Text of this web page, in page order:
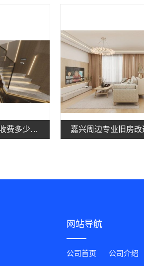
嘉兴城区正规新房装修收费多少？嘉兴美居乐建材
网站导航
公司首页 公司介绍